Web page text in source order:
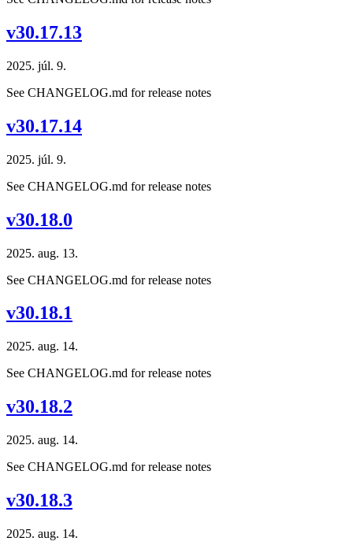
v30.17.13
2025. júl. 9.
See CHANGELOG.md for release notes
v30.17.14
2025. júl. 9.
See CHANGELOG.md for release notes
v30.18.0
2025. aug. 13.
See CHANGELOG.md for release notes
v30.18.1
2025. aug. 14.
See CHANGELOG.md for release notes
v30.18.2
2025. aug. 14.
See CHANGELOG.md for release notes
v30.18.3
2025. aug. 14.